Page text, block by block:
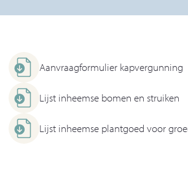
Aanvraagformulier kapvergunning
Lijst inheemse bomen en struiken
Lijst inheemse plantgoed voor